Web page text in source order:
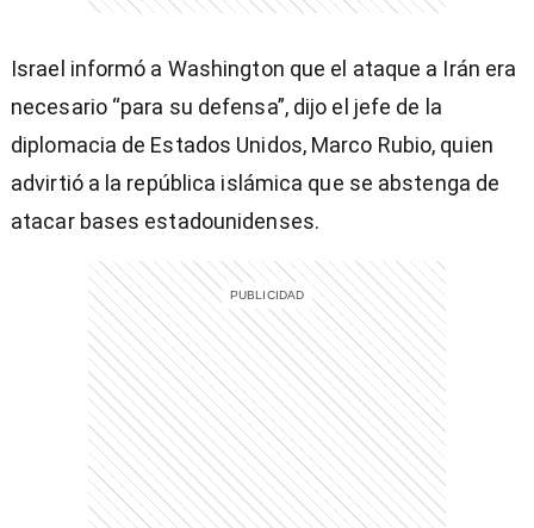
Israel informó a Washington que el ataque a Irán era
necesario “para su defensa”, dijo el jefe de la
diplomacia de Estados Unidos, Marco Rubio, quien
advirtió a la república islámica que se abstenga de
atacar bases estadounidenses.